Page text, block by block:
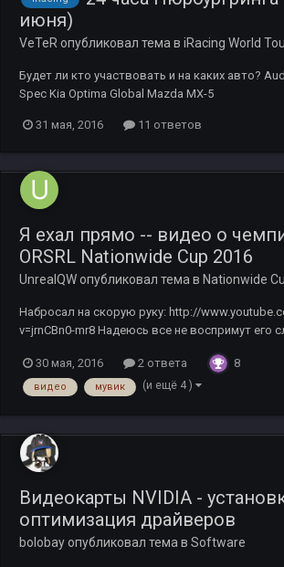
июня)
VeTeR опубликовал тема в iRacing World
Будет ли кто участвовать и на каких авто?
Spec Kia Optima Global Mazda MX-5
31 мая, 2016 11 ответов
Я ехал прямо -- видео о
ORSRL Nationwide Cup 2016
UnrealQWопубликовал тема в Nationwide
Набросал на скорую руку: http://
v=jrnCBn0-mr8 Надеюсь все не воспримут его
замечания (уровни громкости, надписи и пр.
точного времени в ролике -- потом его
30 мая, 2016 2 ответа 8
видео мувик (и ещё 4 )
Видеокарты NVIDIA -
оптимизация драйверов
bolobayопубликовал тема в Software